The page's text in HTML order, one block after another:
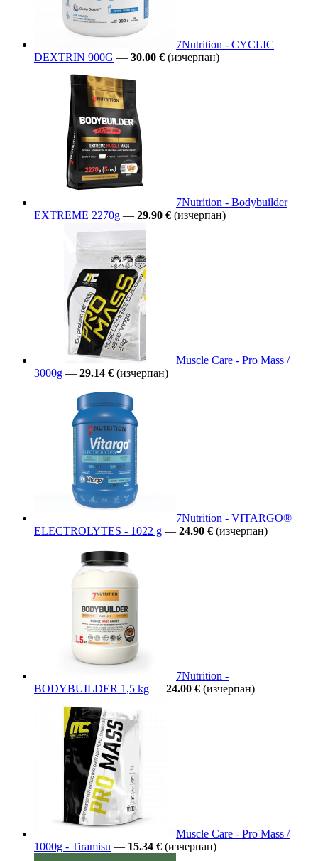
7Nutrition - CYCLIC
DEXTRIN 900G — 30.00 € (изчерпан)
7Nutrition - Bodybuilder
EXTREME 2270g — 29.90 € (изчерпан)
Muscle Care - Pro Mass /
3000g — 29.14 € (изчерпан)
7Nutrition - VITARGO®
ELECTROLYTES - 1022 g — 24.90 € (изчерпан)
7Nutrition -
BODYBUILDER 1,5 kg — 24.00 € (изчерпан)
Muscle Care - Pro Mass /
1000g - Tiramisu — 15.34 € (изчерпан)